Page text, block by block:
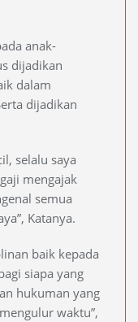
anak-
dijadikan
dalam
dijadikan
selalu saya
mengajak
semua
Katanya.
baik kepada
siapa yang
hukuman yang
waktu”,